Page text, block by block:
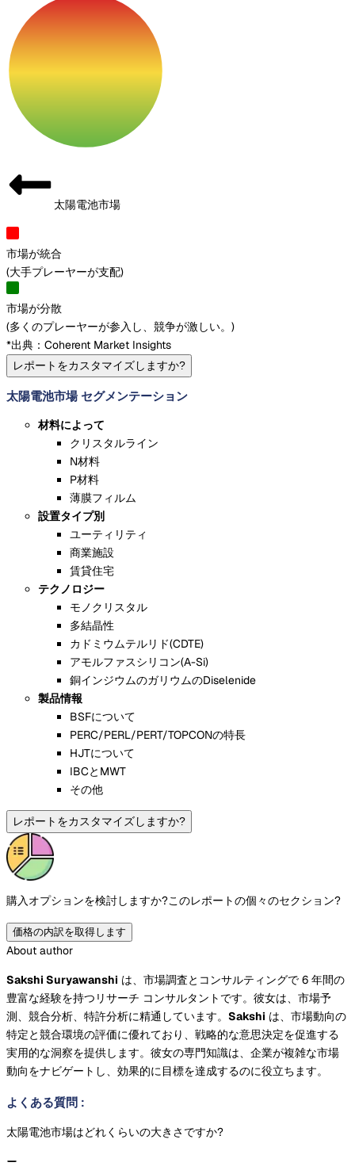
太陽電池市場
市場が統合
(大手プレーヤーが支配)
市場が分散
(多くのプレーヤーが参入し、競争が激しい。 )
*出典：Coherent Market Insights
レポートをカスタマイズしますか?
太陽電池市場 セグメンテーション
材料によって
クリスタルライン
N材料
P材料
薄膜フィルム
設置タイプ別
ユーティリティ
商業施設
賃貸住宅
テクノロジー
モノクリスタル
多結晶性
カドミウムテルリド(CDTE)
アモルファスシリコン(A-Si)
銅インジウムのガリウムのDiselenide
製品情報
BSFについて
PERC/PERL/PERT/TOPCONの特長
HJTについて
IBCとMWT
その他
レポートをカスタマイズしますか?
購入オプションを検討しますか?このレポートの個々のセクション?
価格の内訳を取得します
About author
Sakshi Suryawanshi は、市場調査とコンサルティングで 6 年間の
豊富な経験を持つリサーチ コンサルタントです。彼女は、市場予
測、競合分析、特許分析に精通しています。 Sakshi は、市場動向の
特定と競合環境の評価に優れており、戦略的な意思決定を促進する
実用的な洞察を提供します。彼女の専門知識は、企業が複雑な市場
動向をナビゲートし、効果的に目標を達成するのに役立ちます。
よくある質問 :
太陽電池市場はどれくらいの大きさですか?